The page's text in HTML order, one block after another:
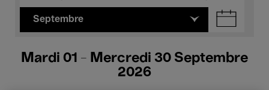
Septembre
Mardi 01 - Mercredi 30 Septembre
2026